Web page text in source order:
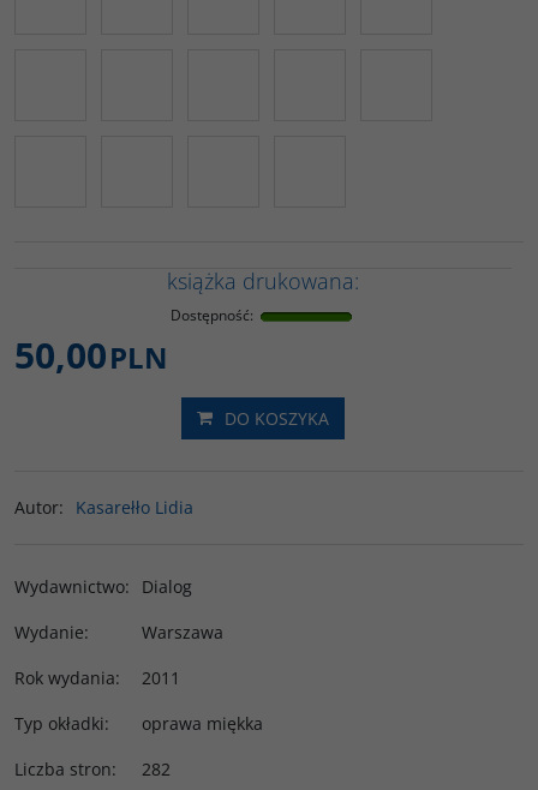
książka drukowana:
Dostępność:
50,00PLN
DO KOSZYKA
Autor: Kasarełło Lidia
Wydawnictwo:
Dialog
Wydanie:
Warszawa
Rok wydania:
2011
Typ okładki:
oprawa miękka
Liczba stron:
282